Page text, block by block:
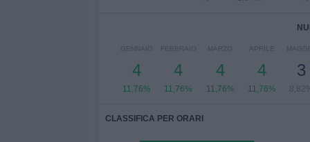
GENNAIO
4
11,76%
FEBBRAIO
4
11,76%
MARZO
4
11,76%
APRILE
4
11,76%
3
8,82%
CLASSIFICA PER ORARI